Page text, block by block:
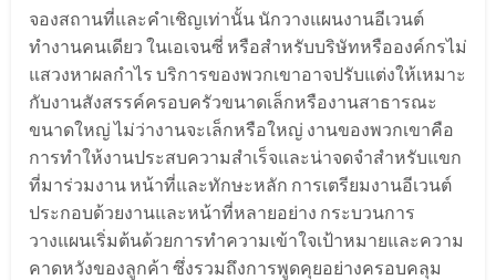
จองสถานที่และคำเชิญเท่านั้น นักวางแผนงานอีเวนต์
ทำงานคนเดียว ในเอเจนซี่ หรือสำหรับบริษัทหรือองค์กรไม่
แสวงหาผลกำไร บริการของพวกเขาอาจปรับแต่งให้เหมาะ
กับงานสังสรรค์ครอบครัวขนาดเล็กหรืองานสาธารณะ
ขนาดใหญ่ ไม่ว่างานจะเล็กหรือใหญ่ งานของพวกเขาคือ
การทำให้งานประสบความสำเร็จและน่าจดจำสำหรับแขก
ที่มาร่วมงาน หน้าที่และทักษะหลัก การเตรียมงานอีเวนต์
ประกอบด้วยงานและหน้าที่หลายอย่าง กระบวนการ
วางแผนเริ่มต้นด้วยการทำความเข้าใจเป้าหมายและความ
คาดหวังของลูกค้า ซึ่งรวมถึงการพูดคุยอย่างครอบคลุม